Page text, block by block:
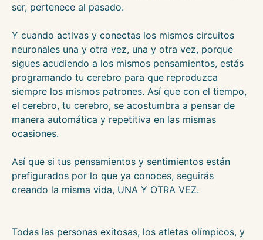
ser, pertenece al pasado.
Y cuando activas y conectas los mismos circuitos
neuronales una y otra vez, una y otra vez, porque
sigues acudiendo a los mismos pensamientos, estás
programando tu cerebro para que reproduzca
siempre los mismos patrones. Así que con el tiempo,
el cerebro, tu cerebro, se acostumbra a pensar de
manera automática y repetitiva en las mismas
ocasiones.
Así que si tus pensamientos y sentimientos están
prefigurados por lo que ya conoces, seguirás
creando la misma vida, UNA Y OTRA VEZ.
Todas las personas exitosas, los atletas olímpicos, y